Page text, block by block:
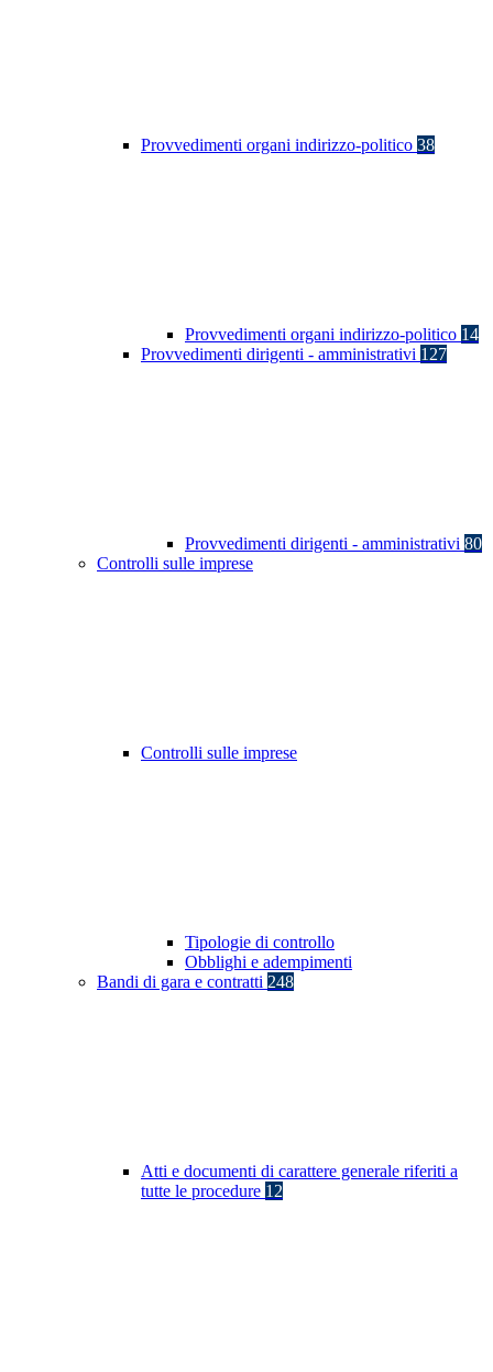
Provvedimenti organi indirizzo-politico 38
Provvedimenti organi indirizzo-politico 14
Provvedimenti dirigenti - amministrativi 127
Provvedimenti dirigenti - amministrativi 80
Controlli sulle imprese
Controlli sulle imprese
Tipologie di controllo
Obblighi e adempimenti
Bandi di gara e contratti 248
Atti e documenti di carattere generale riferiti a
tutte le procedure 12